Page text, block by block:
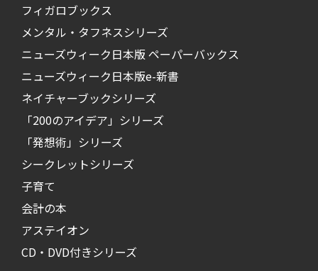
フィガロブックス
メンタル・タフネスシリーズ
ニューズウィーク日本版 ペーパーバックス
ニューズウィーク日本版e-新書
ネイチャーブックシリーズ
「200のアイデア」シリーズ
「発想術」シリーズ
シークレットシリーズ
子育て
会計の本
アステイオン
CD・DVD付きシリーズ